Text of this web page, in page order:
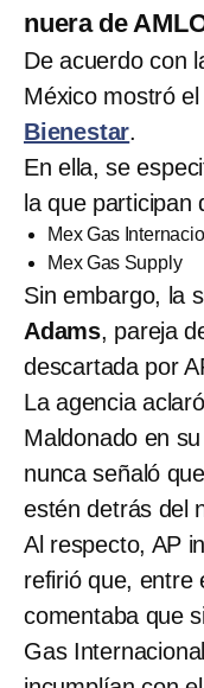
nuera de
De acuerdo con
México mostró
Bienestar.
En ella, se
la que participan
Mex Gas
Mex Gas Supply
Sin embargo, la
Adams, pareja
descartada por
La agencia
Maldonado en
nunca señaló
estén detrás del
Al respecto, AP
refirió que, entre
comentaba que
Gas